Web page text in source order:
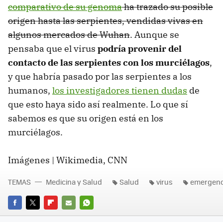
comparativo de su genomaha trazado su posible
origen hasta las serpientes, vendidas vivas en
algunos mercados de Wuhan. Aunque se
pensaba que el virus podría provenir del
contacto de las serpientes con los murciélagos,
y que habría pasado por las serpientes a los
humanos, los investigadores tienen dudas de
que esto haya sido así realmente. Lo que sí
sabemos es que su origen está en los
murciélagos.
Imágenes | Wikimedia, CNN
FACEBOOK
TWITTERFLIPBOARD
E-
WHATSAPP
TEMAS Medicina y Salud Salud virus